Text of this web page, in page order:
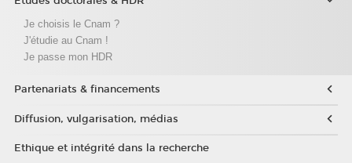
Je choisis le Cnam ?
J'étudie au Cnam !
Je passe mon HDR
Partenariats & financements
Diffusion, vulgarisation, médias
Ethique et intégrité dans la recherche